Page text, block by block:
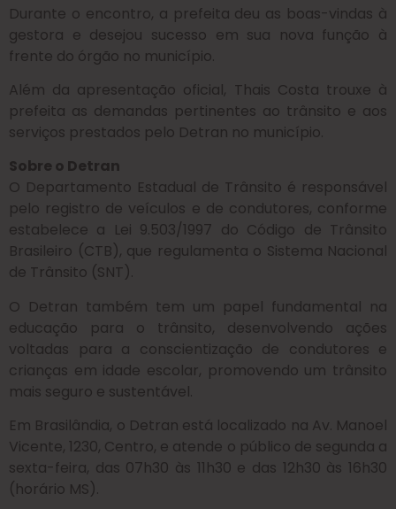
Durante o encontro, a prefeita deu as boas-vindas à
gestora e desejou sucesso em sua nova função à
frente do órgão no município.
Além da apresentação oficial, Thais Costa trouxe à
prefeita as demandas pertinentes ao trânsito e aos
serviços prestados pelo Detran no município.
Sobre o Detran
O Departamento Estadual de Trânsito é responsável
pelo registro de veículos e de condutores, conforme
estabelece a Lei 9.503/1997 do Código de Trânsito
Brasileiro (CTB), que regulamenta o Sistema Nacional
de Trânsito (SNT).
O Detran também tem um papel fundamental na
educação para o trânsito, desenvolvendo ações
voltadas para a conscientização de condutores e
crianças em idade escolar, promovendo um trânsito
mais seguro e sustentável.
Em Brasilândia, o Detran está localizado na Av. Manoel
Vicente, 1230, Centro, e atende o público de segunda a
sexta-feira, das 07h30 às 11h30 e das 12h30 às 16h30
(horário MS).